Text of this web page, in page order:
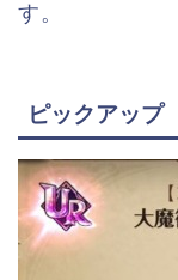
す。
ピックアップ